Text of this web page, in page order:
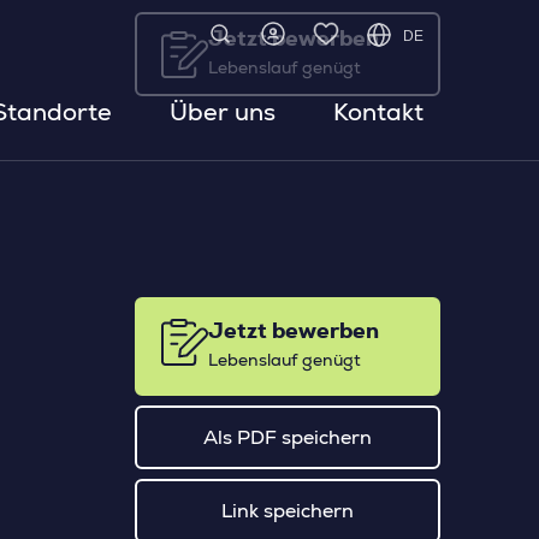
DE
Über uns Kontakt
Jetzt bewerben
Lebenslauf genügt
Jetzt bewerben
Lebenslauf genügt
Als PDF speichern
Link speichern